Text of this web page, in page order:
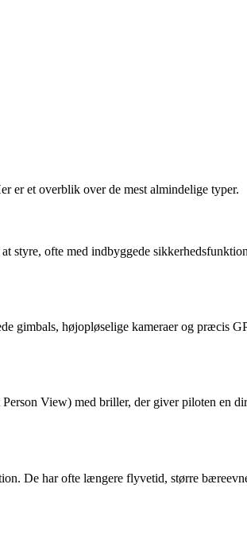
er et overblik over de mest almindelige typer.
styre, ofte med indbyggede
gimbals, højopløselige kameraer og præcis
View) med briller, der giver piloten en
De har ofte længere flyvetid, større